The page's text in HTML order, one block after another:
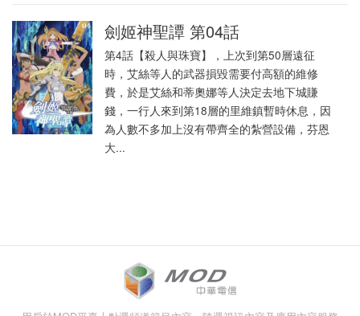
劍姬神聖譚 第04話
第4話【殺人與珠寶】，上次到第50層遠征
時，艾絲等人的武器損毀需要付高額的維修
費，於是艾絲和蒂奧娜等人決定去地下城賺
錢，一行人來到第18層的里維鎮暫時休息，因
為人數不多加上沒有帶齊全的紮營設備，芬恩
大...